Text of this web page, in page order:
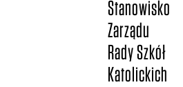
Stanowisko
Zarządu
Rady Szkół
Katolickich